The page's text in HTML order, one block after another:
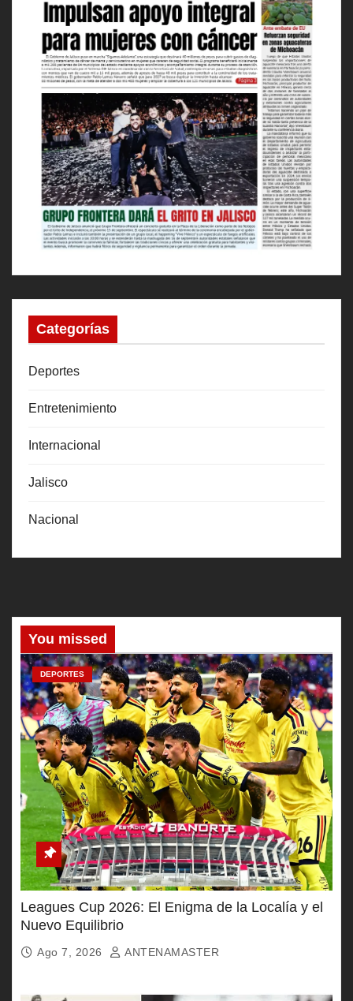
Categorías
Deportes
Entretenimiento
Internacional
Jalisco
Nacional
You missed
DEPORTES
Leagues Cup 2026: El Enigma de la Localía y el
Nuevo Equilibrio
Ago 7, 2026 ANTENAMASTER